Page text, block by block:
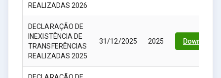
REALIZADAS 2026
DECLARAÇÃO DE
INEXISTÊNCIA DE
TRANSFERÊNCIAS
REALIZADAS 2025
31/12/2025 2025 Download